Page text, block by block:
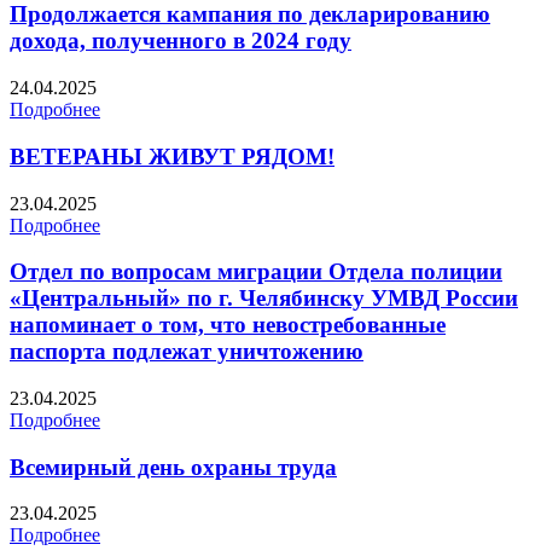
Продолжается кампания по декларированию
дохода, полученного в 2024 году
24.04.2025
Подробнее
ВЕТЕРАНЫ ЖИВУТ РЯДОМ!
23.04.2025
Подробнее
Отдел по вопросам миграции Отдела полиции
«Центральный» по г. Челябинску УМВД России
напоминает о том, что невостребованные
паспорта подлежат уничтожению
23.04.2025
Подробнее
Всемирный день охраны труда
23.04.2025
Подробнее